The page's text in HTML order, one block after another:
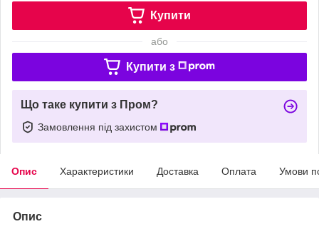
Купити
або
Купити з
Що таке купити з Пром?
Замовлення під захистом
Опис Характеристики Доставка Оплата Умови
Опис